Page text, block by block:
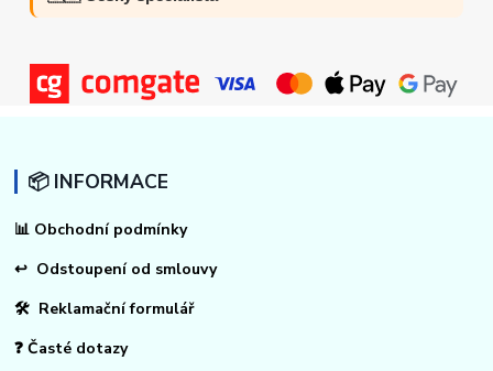
📦 INFORMACE
📊 Obchodní podmínky
↩ Odstoupení od smlouvy
🛠 Reklamační formulář
❓ Časté dotazy